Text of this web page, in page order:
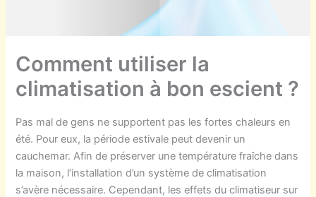
Comment utiliser la
climatisation à bon escient ?
Pas mal de gens ne supportent pas les fortes chaleurs en
été. Pour eux, la période estivale peut devenir un
cauchemar. Afin de préserver une température fraîche dans
la maison, l’installation d’un système de climatisation
s’avère nécessaire. Cependant, les effets du climatiseur sur